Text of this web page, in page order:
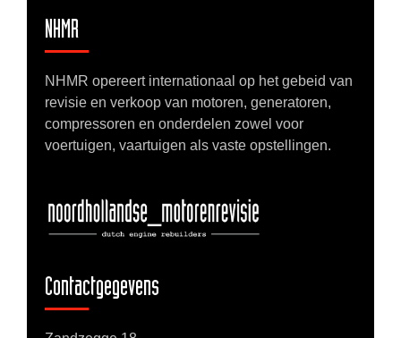
NHMR
NHMR opereert internationaal op het gebeid van
revisie en verkoop van motoren, generatoren,
compressoren en onderdelen zowel voor
voertuigen, vaartuigen als vaste opstellingen.
Contactgegevens